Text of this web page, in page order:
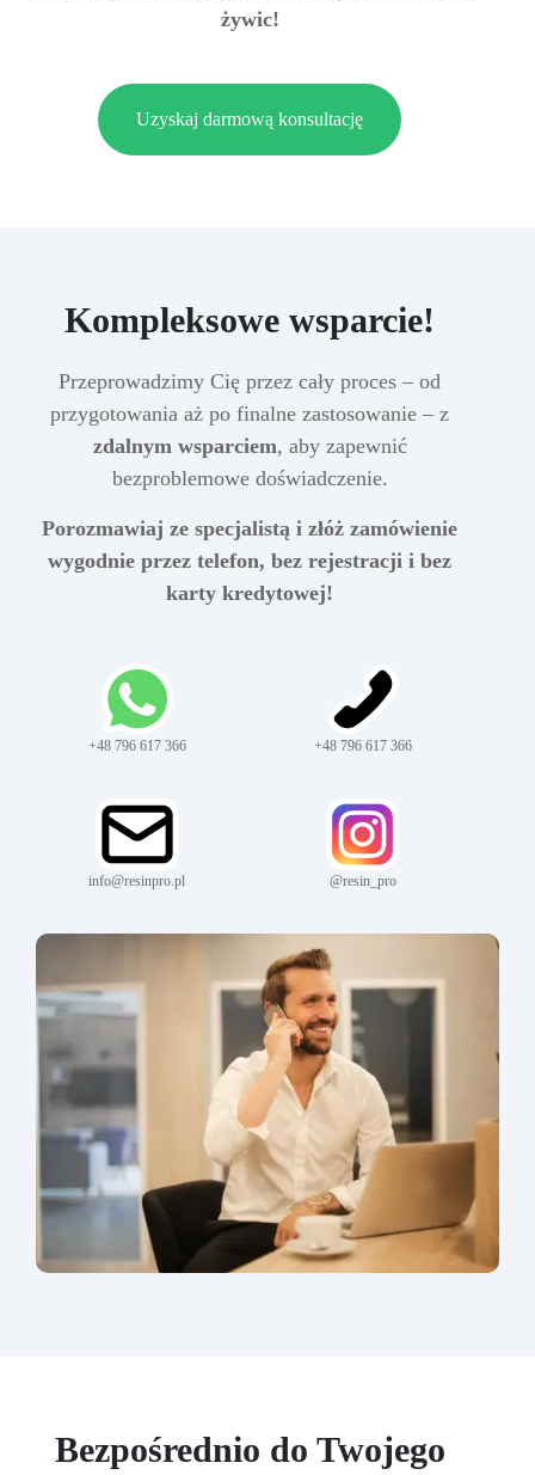
żywic!
Uzyskaj darmową konsultację
Kompleksowe wsparcie!
Przeprowadzimy Cię przez cały proces – od
przygotowania aż po finalne zastosowanie – z
zdalnym wsparciem, aby zapewnić
bezproblemowe doświadczenie.
Porozmawiaj ze specjalistą i złóż zamówienie
wygodnie przez telefon, bez rejestracji i bez
karty kredytowej!
+48 796 617 366 +48 796 617 366
info@resinpro.pl @resin_pro
Bezpośrednio do Twojego